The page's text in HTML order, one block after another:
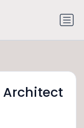
Architect